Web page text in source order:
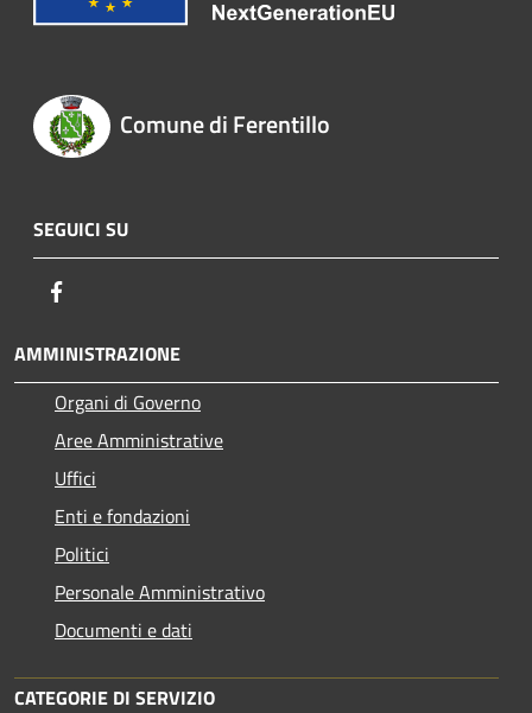
Comune di Ferentillo
SEGUICI SU
AMMINISTRAZIONE
Organi di Governo
Aree Amministrative
Uffici
Enti e fondazioni
Politici
Personale Amministrativo
Documenti e dati
CATEGORIE DI SERVIZIO